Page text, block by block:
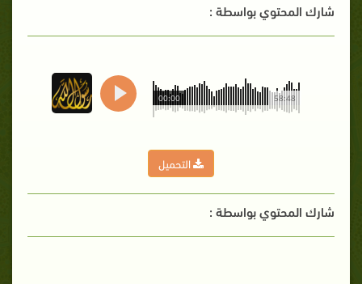
شارك المحتوي بواسطة :
58:48
00:00
التحميل
شارك المحتوي بواسطة :